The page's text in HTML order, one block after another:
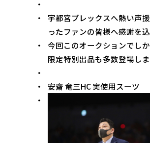
宇都宮ブレックスへ熱い声
ったファンの皆様へ感謝を込
今回このオークションでし
限定特別出品も多数登場しま
安齋 竜三HC 実使用スーツ